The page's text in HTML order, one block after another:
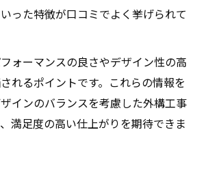
った特徴が口コミでよく挙げられて
ォーマンスの良さやデザイン性の高
れるポイントです。これらの情報を
インのバランスを考慮した外構工事
満足度の高い仕上がりを期待できま